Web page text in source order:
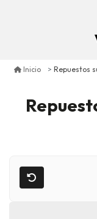
Inicio Repuestos